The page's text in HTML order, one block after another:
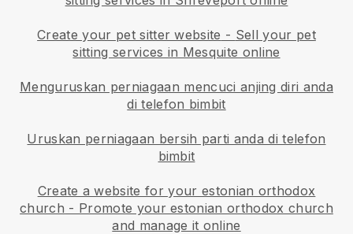
Create your pet sitter website - Sell your pet
sitting services in Mesquite online
Menguruskan perniagaan mencuci anjing diri anda
di telefon bimbit
Uruskan perniagaan bersih parti anda di telefon
bimbit
Create a website for your estonian orthodox
church - Promote your estonian orthodox church
and manage it online